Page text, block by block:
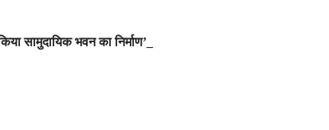
सामुदायिक भवन का निर्माण’_